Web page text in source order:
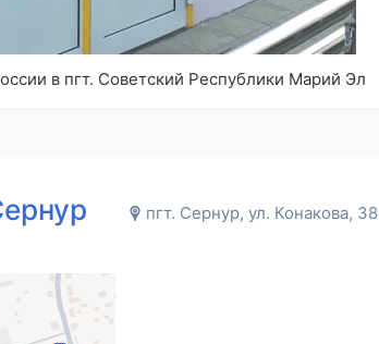
в пгт. Советский Республики Марий Эл
пгт. Сернур, ул. Конакова, 38